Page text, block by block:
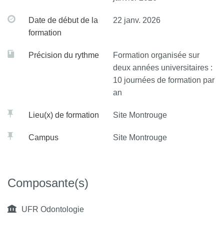
Date de début de la
formation
22 janv. 2026
Précision du rythme
Formation organisée sur
deux années universitaires :
10 journées de formation par
an
Lieu(x) de formation Site Montrouge
Campus Site Montrouge
Composante(s)
UFR Odontologie